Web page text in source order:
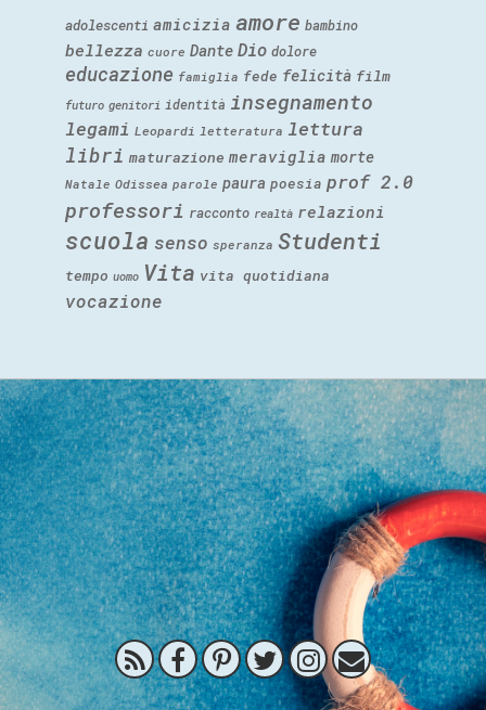
adolescenti amicizia amore bambino
bellezza cuore Dante Dio dolore
educazione famiglia fede felicità film
futuro genitori identità insegnamento
legami Leopardi letteratura lettura
libri maturazione meraviglia morte
Natale Odissea parole paura poesia prof 2.0
professori racconto realtà relazioni
scuola senso speranza Studenti
tempo uomo Vita vita quotidiana
vocazione